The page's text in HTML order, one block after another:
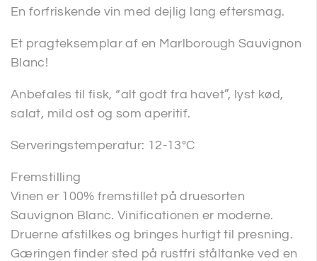
En forfriskende vin med dejlig lang eftersmag.
Et pragteksemplar af en Marlborough Sauvignon
Blanc!
Anbefales til fisk, “alt godt fra havet”, lyst kød,
salat, mild ost og som aperitif.
Serveringstemperatur: 12-13°C
Fremstilling
Vinen er 100% fremstillet på druesorten
Sauvignon Blanc. Vinificationen er moderne.
Druerne afstilkes og bringes hurtigt til presning.
Gæringen finder sted på rustfri ståltanke ved en